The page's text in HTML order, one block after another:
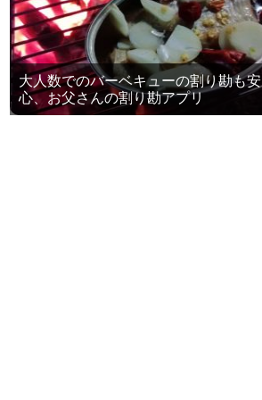
大人数でのバーベキューの割り勘も安
心、お父さんの割り勘アプリ